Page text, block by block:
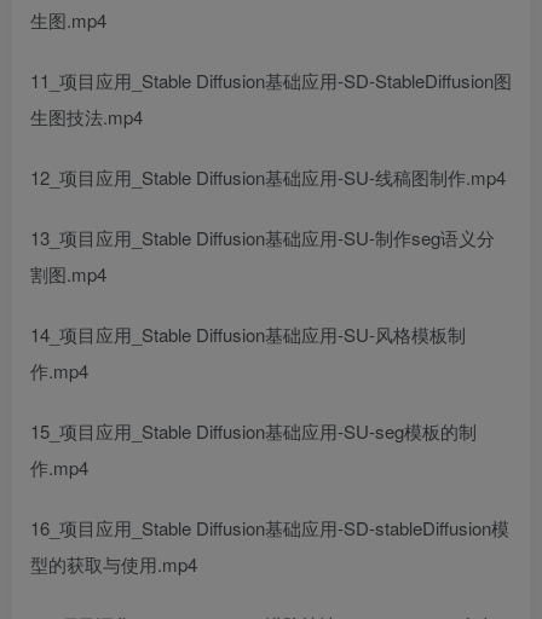
生图.mp4
11_项目应用_Stable Diffusion基础应用-SD-StableDiffusion图
生图技法.mp4
12_项目应用_Stable Diffusion基础应用-SU-线稿图制作.mp4
13_项目应用_Stable Diffusion基础应用-SU-制作seg语义分
割图.mp4
14_项目应用_Stable Diffusion基础应用-SU-风格模板制
作.mp4
15_项目应用_Stable Diffusion基础应用-SU-seg模板的制
作.mp4
16_项目应用_Stable Diffusion基础应用-SD-stableDiffusion模
型的获取与使用.mp4